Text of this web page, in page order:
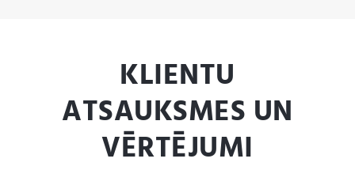
KLIENTU
ATSAUKSMES UN
VĒRTĒJUMI